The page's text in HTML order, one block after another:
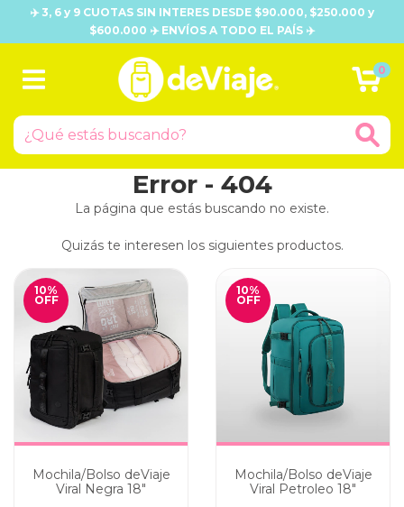
✈️ 3, 6 y 9 CUOTAS SIN INTERES DESDE $90.000, $250.000 y
$600.000 ✈️ ENVÍOS A TODO EL PAÍS ✈️
0
Error - 404
La página que estás buscando no existe.
Quizás te interesen los siguientes productos.
10%
OFF
Mochila/Bolso deViaje
Viral Negra 18"
10%
OFF
Mochila/Bolso deViaje
Viral Petroleo 18"